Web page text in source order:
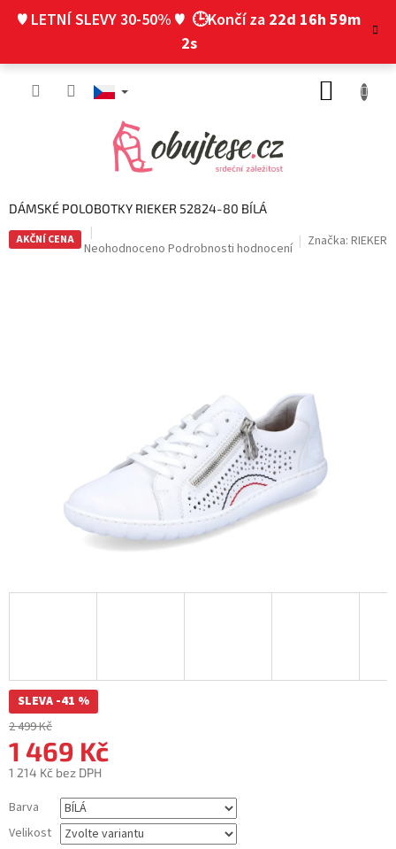
♥ LETNÍ SLEVY 30-50% ♥ 🕒Končí za 22d 16h 59m
1s
DÁMSKÉ POLOBOTKY RIEKER 52824-80 BÍLÁ
AKČNÍ CENA
Průměrné
Neohodnoceno Podrobnosti hodnocení Značka: RIEKER
SLEVA -41 %
2 499 Kč
1 469 Kč
1 214 Kč bez DPH
cena:
Barva
Velikost